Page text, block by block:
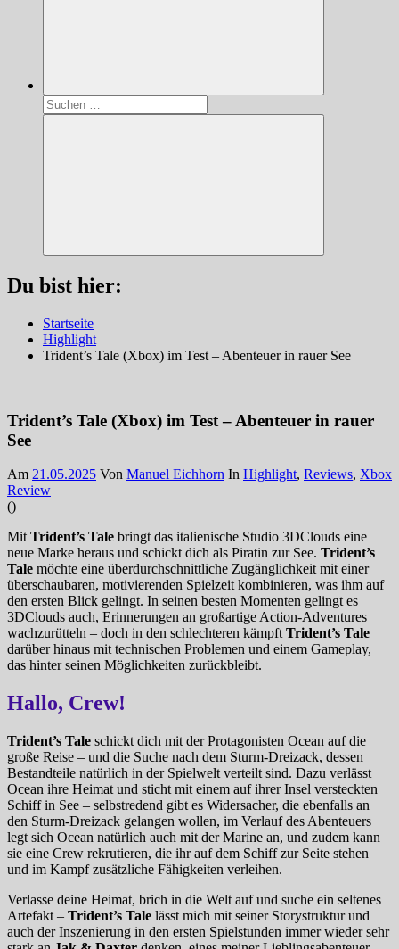
Suchen
nach:
Suchen
Du bist hier:
Startseite
Highlight
Trident’s Tale (Xbox) im Test – Abenteuer in rauer See
Trident’s Tale (Xbox) im Test – Abenteuer in rauer
See
Am 21.05.2025 Von Manuel Eichhorn In Highlight, Reviews, Xbox
Review
()
Mit Trident’s Tale bringt das italienische Studio 3DClouds eine
neue Marke heraus und schickt dich als Piratin zur See. Trident’s
Tale möchte eine überdurchschnittliche Zugänglichkeit mit einer
überschaubaren, motivierenden Spielzeit kombinieren, was ihm auf
den ersten Blick gelingt. In seinen besten Momenten gelingt es
3DClouds auch, Erinnerungen an großartige Action-Adventures
wachzurütteln – doch in den schlechteren kämpft Trident’s Tale
darüber hinaus mit technischen Problemen und einem Gameplay,
das hinter seinen Möglichkeiten zurückbleibt.
Hallo, Crew!
Trident’s Tale schickt dich mit der Protagonisten Ocean auf die
große Reise – und die Suche nach dem Sturm-Dreizack, dessen
Bestandteile natürlich in der Spielwelt verteilt sind. Dazu verlässt
Ocean ihre Heimat und sticht mit einem auf ihrer Insel versteckten
Schiff in See – selbstredend gibt es Widersacher, die ebenfalls an
den Sturm-Dreizack gelangen wollen, im Verlauf des Abenteuers
legt sich Ocean natürlich auch mit der Marine an, und zudem kann
sie eine Crew rekrutieren, die ihr auf dem Schiff zur Seite stehen
und im Kampf zusätzliche Fähigkeiten verleihen.
Verlasse deine Heimat, brich in die Welt auf und suche ein seltenes
Artefakt – Trident’s Tale lässt mich mit seiner Storystruktur und
auch der Inszenierung in den ersten Spielstunden immer wieder sehr